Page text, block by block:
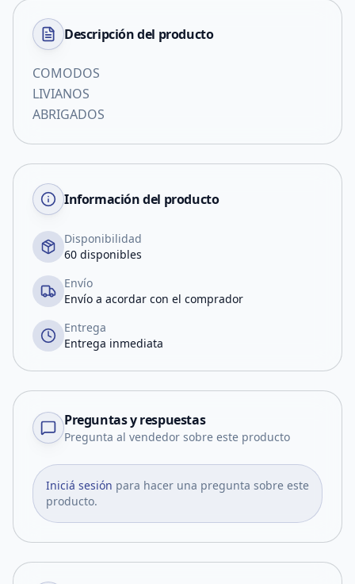
Descripción del producto
COMODOS
LIVIANOS
ABRIGADOS
Información del producto
Disponibilidad
60 disponibles
Envío
Envío a acordar con el comprador
Entrega
Entrega inmediata
Preguntas y respuestas
Pregunta al vendedor sobre este producto
Iniciá sesión para hacer una pregunta sobre este
producto.